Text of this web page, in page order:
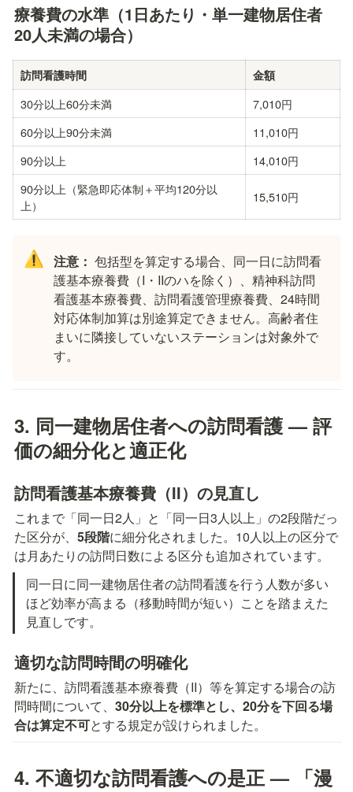
療養費の水準（1日あたり・単一建物居住者
20人未満の場合）
訪問看護時間 金額
30分以上60分未満
7,010円
60分以上90分未満
11,010円
90分以上
14,010円
90分以上（緊急即応体制＋平均120分以
上）
15,510円
⚠️ 注意： 包括型を算定する場合、同一日に訪問看
護基本療養費（I・IIのハを除く）、精神科訪問
看護基本療養費、訪問看護管理療養費、24時間
対応体制加算は別途算定できません。高齢者住
まいに隣接していないステーションは対象外で
す。
3. 同一建物居住者への訪問看護 — 評
価の細分化と適正化
訪問看護基本療養費（II）の見直し
これまで「同一日2人」と「同一日3人以上」の2段階だっ
た区分が、 5段階に細分化されました。10人以上の区分で
は月あたりの訪問日数による区分も追加されています。
同一日に同一建物居住者の訪問看護を行う人数が多い
ほど効率が高まる（移動時間が短い）ことを踏まえた
見直しです。
適切な訪問時間の明確化
新たに、訪問看護基本療養費（II）等を算定する場合の訪
問時間について、 30分以上を標準とし、20分を下回る場
合は算定不可とする規定が設けられました。
4. 不適切な訪問看護への是正 — 「漫